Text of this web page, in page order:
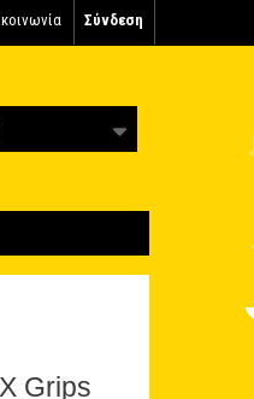
Σύνδεση
Grips